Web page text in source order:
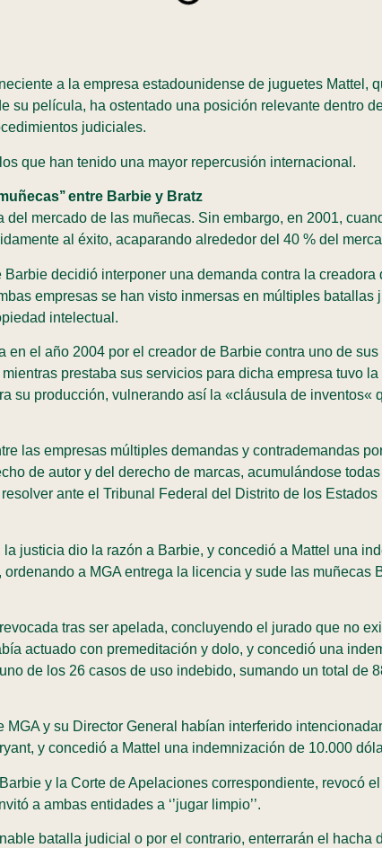
a la empresa estadounidense de juguetes Mattel,
su película, ha ostentado una posición relevante dentro
judiciales.
que han tenido una mayor repercusión internacional.
entre Barbie y Bratz
del mercado de las muñecas. Sin embargo, en 2001,
al éxito, acaparando alrededor del 40 % del
decidió interponer una demanda contra la creadora
empresas se han visto inmersas en múltiples batallas
intelectual.
en el año 2004 por el creador de Barbie contra uno de
prestaba sus servicios para dicha empresa tuvo
su producción, vulnerando así la «cláusula de inventos«
las empresas múltiples demandas y contrademandas
de autor y del derecho de marcas, acumulándose
ante el Tribunal Federal del Distrito de los
justicia dio la razón a Barbie, y concedió a Mattel una
a MGA entrega la licencia y sude las muñecas
tras ser apelada, concluyendo el jurado que no
actuado con premeditación y dolo, y concedió una
de los 26 casos de uso indebido, sumando un total de
MGA y su Director General habían interferido
y concedió a Mattel una indemnización de 10.000
y la Corte de Apelaciones correspondiente, revocó
a ambas entidades a ‘’jugar limpio’’.
batalla judicial o por el contrario, enterrarán el hacha